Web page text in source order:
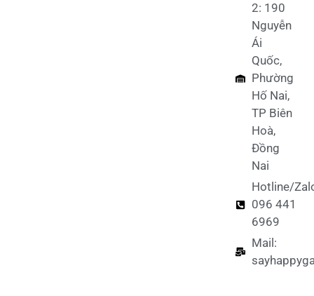
2: 190
Nguyễn
Ái
Quốc,
Phường
Hố Nai,
TP Biên
Hoà,
Đồng
Nai
Hotline/
096 441
6969
Mail: